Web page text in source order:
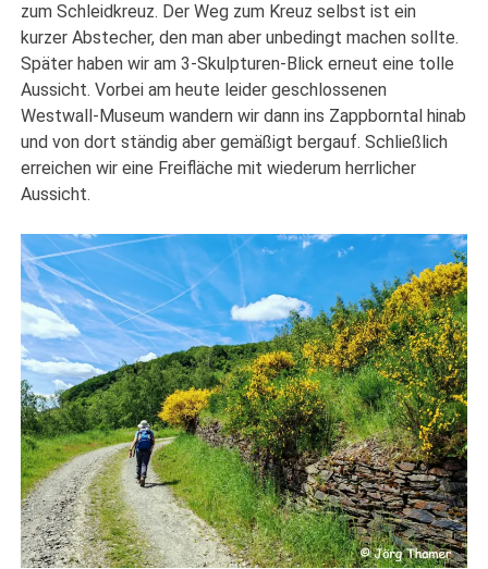
zum Schleidkreuz. Der Weg zum Kreuz selbst ist ein
kurzer Abstecher, den man aber unbedingt machen sollte.
Später haben wir am 3-Skulpturen-Blick erneut eine tolle
Aussicht. Vorbei am heute leider geschlossenen
Westwall-Museum wandern wir dann ins Zappborntal hinab
und von dort ständig aber gemäßigt bergauf. Schließlich
erreichen wir eine Freifläche mit wiederum herrlicher
Aussicht.